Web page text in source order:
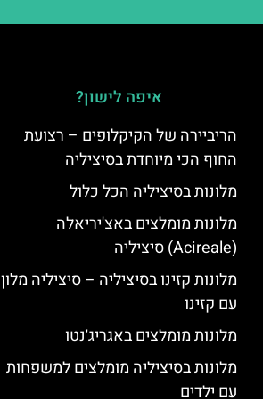
איפה לישון?
הריביירה של הקיקלופים – רצועת
החוף הכי מיוחדת בסיציליה
מלונות בסיציליה הכל כלול
מלונות מומלצים באצ'יריאלה
(Acireale) סיציליה
מלונות קזינו בסיציליה – סיציליה מלון
עם קזינו
מלונות מומלצים באגריג'נטו
מלונות בסיציליה מומלצים למשפחות
עם ילדים